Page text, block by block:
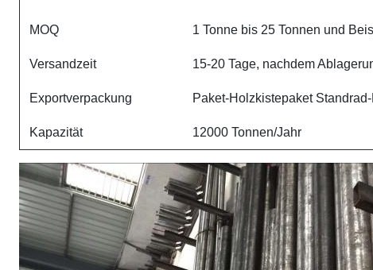
MOQ 1 Tonne bis 25 Tonnen und
Versandzeit 15-20 Tage, nachdem
Exportverpackung Paket-Holzkistepaket
Kapazität 12000 Tonnen/Jahr